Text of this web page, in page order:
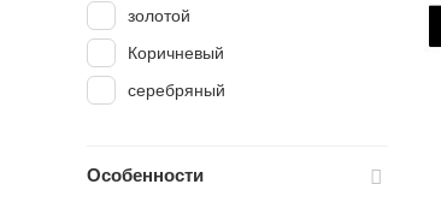
золотой
Коричневый
серебряный
Особенности